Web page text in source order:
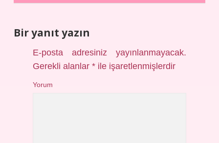
Bir yanıt yazın
E-posta adresiniz yayınlanmayacak.
Gerekli alanlar* ile işaretlenmişlerdir
Yorum